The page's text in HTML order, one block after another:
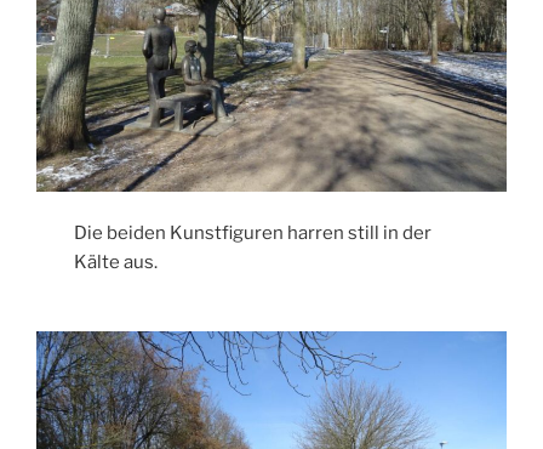
Die beiden Kunstfiguren harren still in der
Kälte aus.